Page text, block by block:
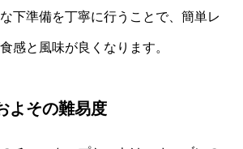
下準備を丁寧に行うことで、簡単レ
感と風味が良くなります。
よその難易度